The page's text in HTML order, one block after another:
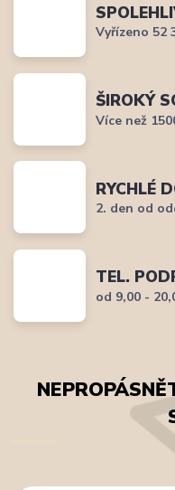
Vyřízeno 52
ŠIROKÝ
Více než
RYCHLÉ
2. den od
TEL.
od 9,00 -